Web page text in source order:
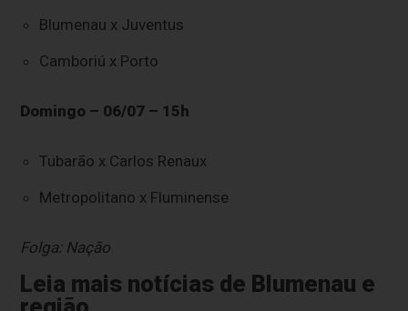
Blumenau x Juventus
Camboriú x Porto
Domingo – 06/07 – 15h
Tubarão x Carlos Renaux
Metropolitano x Fluminense
Folga: Nação
Leia mais notícias de Blumenau e